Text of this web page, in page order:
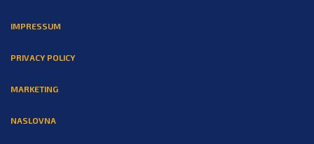
IMPRESSUM
PRIVACY POLICY
MARKETING
NASLOVNA